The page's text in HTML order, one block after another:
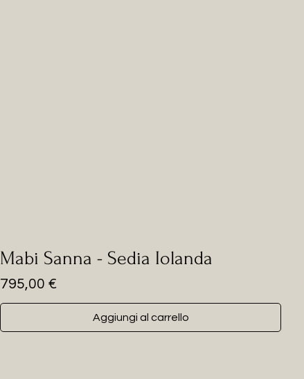
Mabi Sanna - Sedia Iolanda
Prezzo
795,00 €
Aggiungi al carrello